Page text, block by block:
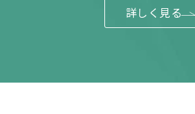
詳しく見る